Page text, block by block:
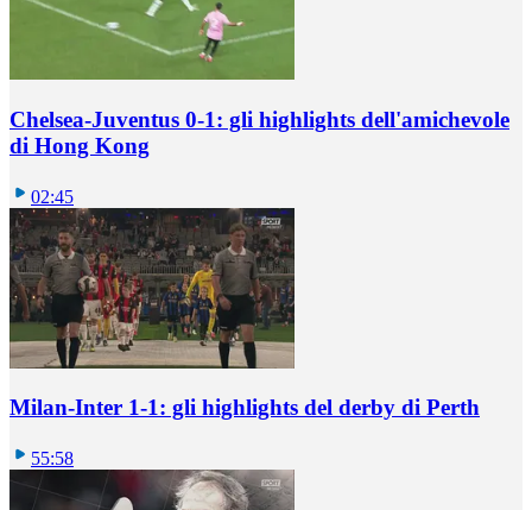
Chelsea-Juventus 0-1: gli highlights dell'amichevole
di Hong Kong
02:45
Milan-Inter 1-1: gli highlights del derby di Perth
55:58